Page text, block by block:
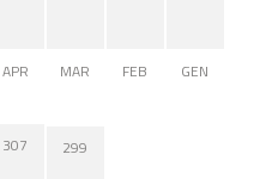
APR MAR FEB GEN
307 299